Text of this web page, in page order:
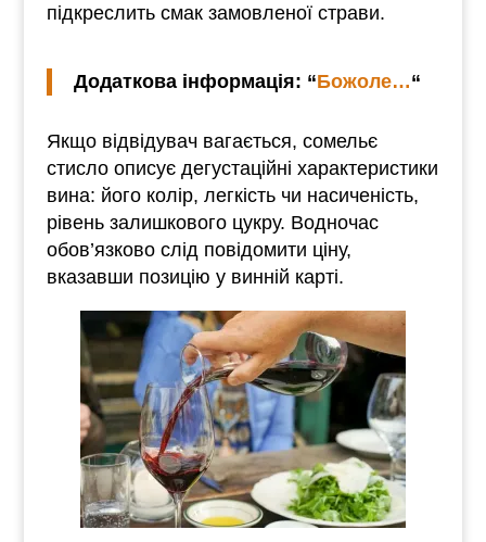
підкреслить смак замовленої страви.
Додаткова інформація: “Божоле…“
Якщо відвідувач вагається, сомельє
стисло описує дегустаційні характеристики
вина: його колір, легкість чи насиченість,
рівень залишкового цукру. Водночас
обов’язково слід повідомити ціну,
вказавши позицію у винній карті.